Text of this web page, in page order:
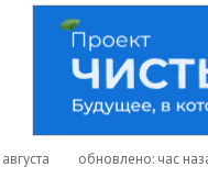
обновлено: час